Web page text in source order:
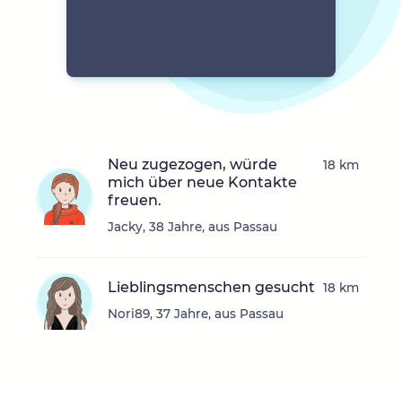
Neu zugezogen, würde
mich über neue Kontakte
freuen.
Jacky, 38 Jahre, aus Passau
18 km
Lieblingsmenschen gesucht
Nori89, 37 Jahre, aus Passau
18 km